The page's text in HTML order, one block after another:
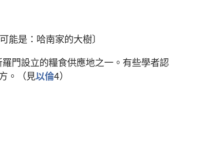
能是：哈南家的大樹〕
門設立的糧食供應地之一。有些學者認
。（見以倫4）